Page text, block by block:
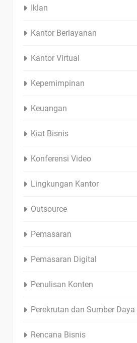
Iklan
Kantor Berlayanan
Kantor Virtual
Kepemimpinan
Keuangan
Kiat Bisnis
Konferensi Video
Lingkungan Kantor
Outsource
Pemasaran
Pemasaran Digital
Penulisan Konten
Perekrutan dan Sumber
Rencana Bisnis